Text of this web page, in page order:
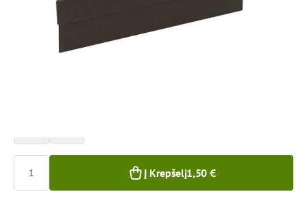
Kaina už 1 vienetą
1,50 €
Į Krepšelį1,50 €